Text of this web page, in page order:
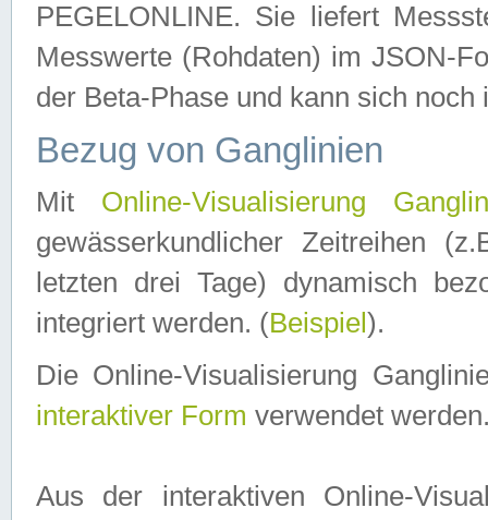
PEGELONLINE. Sie liefert
Messwerte (Rohdaten) im JSON-
der Beta-Phase und kann sich noch
Bezug von Ganglinien
Mit Online-Visualisierung
gewässerkundlicher Zeitreihen
letzten drei Tage) dynamisch
integriert werden. (Beispiel ).
Die Online-Visualisierung
interaktiver Form verwendet
Aus der interaktiven Online-